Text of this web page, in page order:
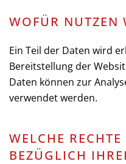
WOFÜR NUTZEN
Ein Teil der Daten wird
Bereitstellung der
Daten können zur
verwendet werden.
WELCHE
BEZÜGLICH